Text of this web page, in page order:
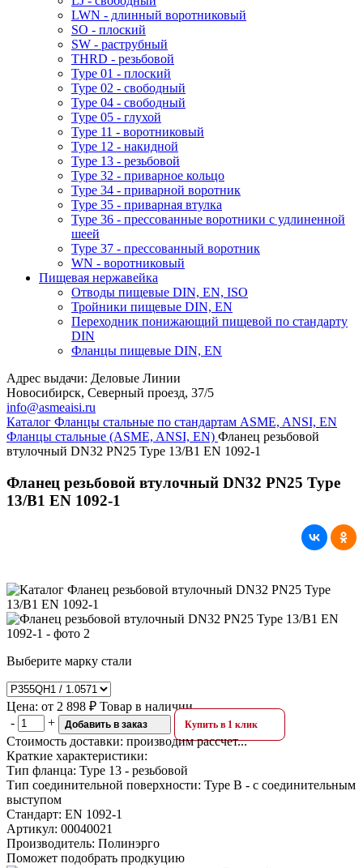
LWN - длинный воротниковый
SO - плоский
SW - раструбный
THRD - резьбовой
Type 01 - плоский
Type 02 - свободный
Type 04 - свободный
Type 05 - глухой
Type 11 - воротниковый
Type 12 - накидной
Type 13 - резьбовой
Type 32 - приварное кольцо
Type 34 - приварной воротник
Type 35 - приварная втулка
Type 36 - прессованные воротники с удлиненной
шеей
Type 37 - прессованный воротник
WN - воротниковый
Пищевая нержавейка
Отводы пищевые DIN, EN, ISO
Тройники пищевые DIN, EN
Переходник понижающий пищевой по стандарту
DIN
Фланцы пищевые DIN, EN
Адрес выдачи: Деловые Линии
Новосибирск, Северный проезд, 37/5
info@asmeaisi.ru
Каталог Фланцы стальные по стандартам ASME, ANSI, EN
Фланцы стальные (ASME, ANSI, EN) Фланец резьбовой
втулочный DN32 PN25 Type 13/B1 EN 1092-1
Фланец резьбовой втулочный DN32 PN25 Type
13/B1 EN 1092-1
Выберите марку стали
Цена: от 2 898 ₽ Товар в наличии
-
+ Добавить в заказ Купить в 1 клик
Стоимость доставки: производим рассчет...
Краткие характеристики:
Тип фланца: Type 13 - резьбовой
Тип соединительной поверхности: Type B - с соединительным
выступом
Стандарт: EN 1092-1
Артикул: 00040021
Производитель: Полинэрго
Поможет подобрать продкуцию